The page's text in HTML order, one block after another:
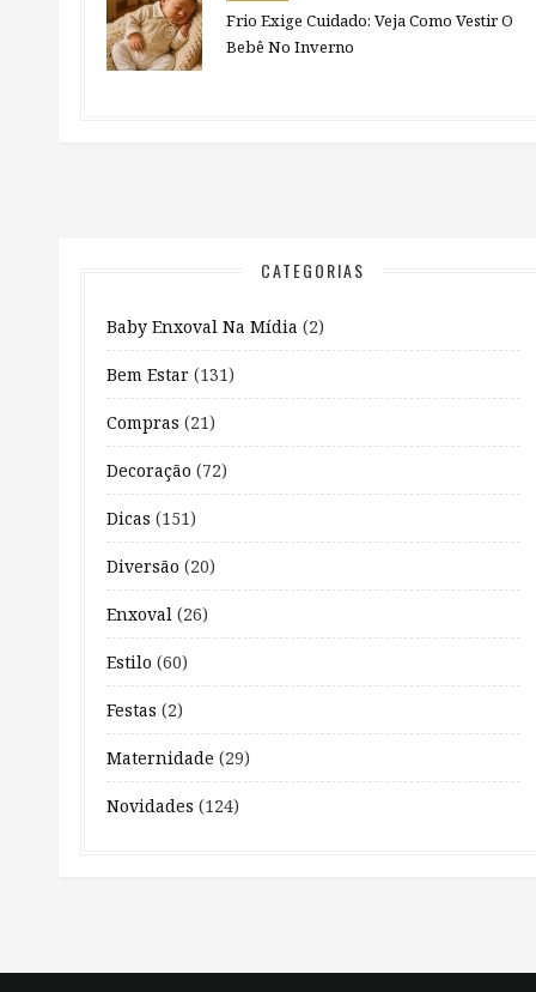
Frio Exige Cuidado: Veja Como Vestir O
Bebê No Inverno
CATEGORIAS
Baby Enxoval Na Mídia (2)
Bem Estar (131)
Compras (21)
Decoração (72)
Dicas (151)
Diversão (20)
Enxoval (26)
Estilo (60)
Festas (2)
Maternidade (29)
Novidades (124)